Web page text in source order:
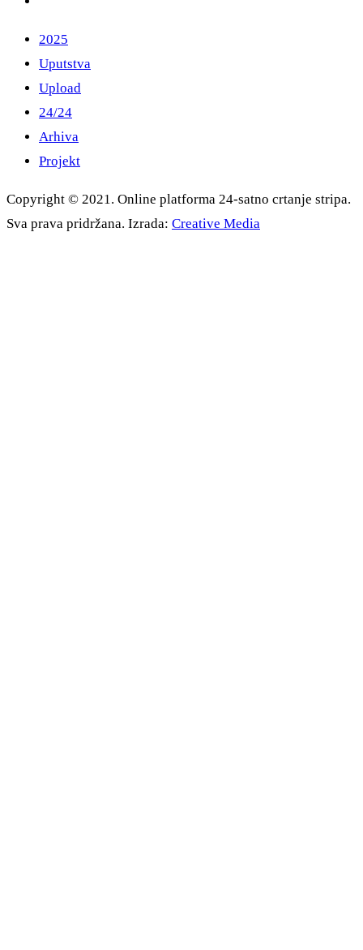
2025
Uputstva
Upload
24/24
Arhiva
Projekt
Copyright © 2021. Online platforma 24-satno crtanje stripa.
Sva prava pridržana. Izrada: Creative Media